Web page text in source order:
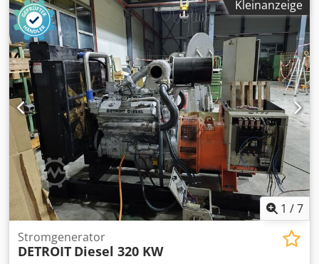
Abmessungen L x B x H = 1150 x 1200 x 1850 mm Hinweis
Gebrauchtmaschinen: • Irrtuemer bei technischen
Angaben und Zwischenverkauf vorbehalten. • Angegebene
Preise gelten als Abholpreise ab Standort - frei Verladen! •
Die Maschinen wurde gereinigt und funktionsgeprueft. •
Alle Maschinen werden gekauft wie besichtigt ohne
jeglichen Anspruech auf Gewaehrleistung. Es steht dem
Kaeufer frei die Maschinen am Standort zu besichtigen. •
Sondervereinbarungen sind nur in schriftlicher Form
moeglich. (Anfragen beantworten wir nur unter Angabe
Ihrer Adresse + Telefonnummer!)
Kleinanzeige
1 /7
Stromgenerator
DETROIT Diesel 320 KW